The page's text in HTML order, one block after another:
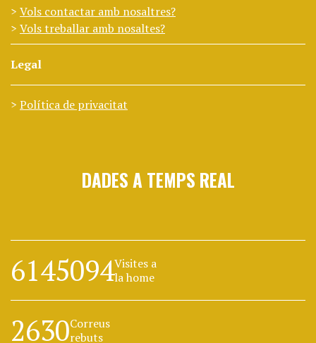
Vols contactar amb nosaltres?
Vols treballar amb nosaltes?
Legal
Política de privacitat
DADES A TEMPS REAL
6145094Visites a
la home
2630Correus
rebuts